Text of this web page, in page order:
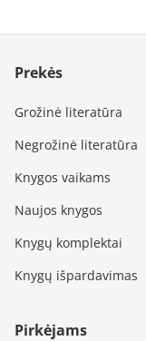
Prekės
Grožinė literatūra
Negrožinė literatūra
Knygos vaikams
Naujos knygos
Knygų komplektai
Knygų išpardavimas
Pirkėjams